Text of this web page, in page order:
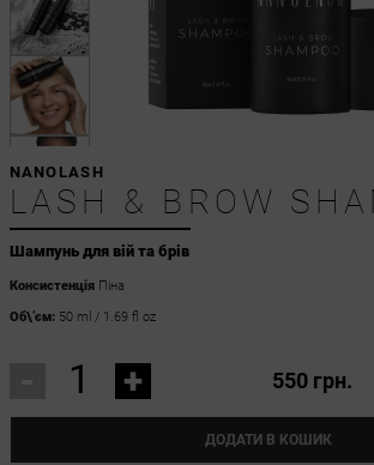
Шампунь для вій та брів
NANOLASH
LASH & BROW
КонсистенціяПіна
Об\’єм: 50 ml / 1.69 fl oz
+ 550 грн.
ДОДАТИ В КОШИК